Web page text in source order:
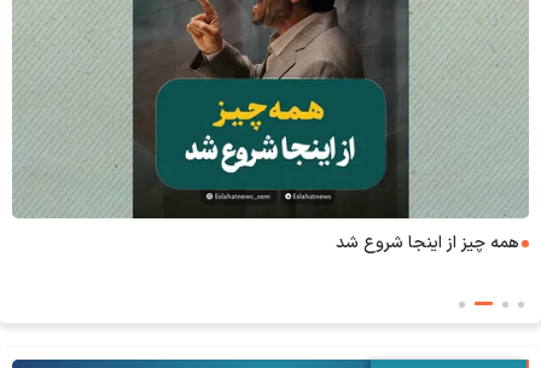
همه چیز از اینجا شروع شد